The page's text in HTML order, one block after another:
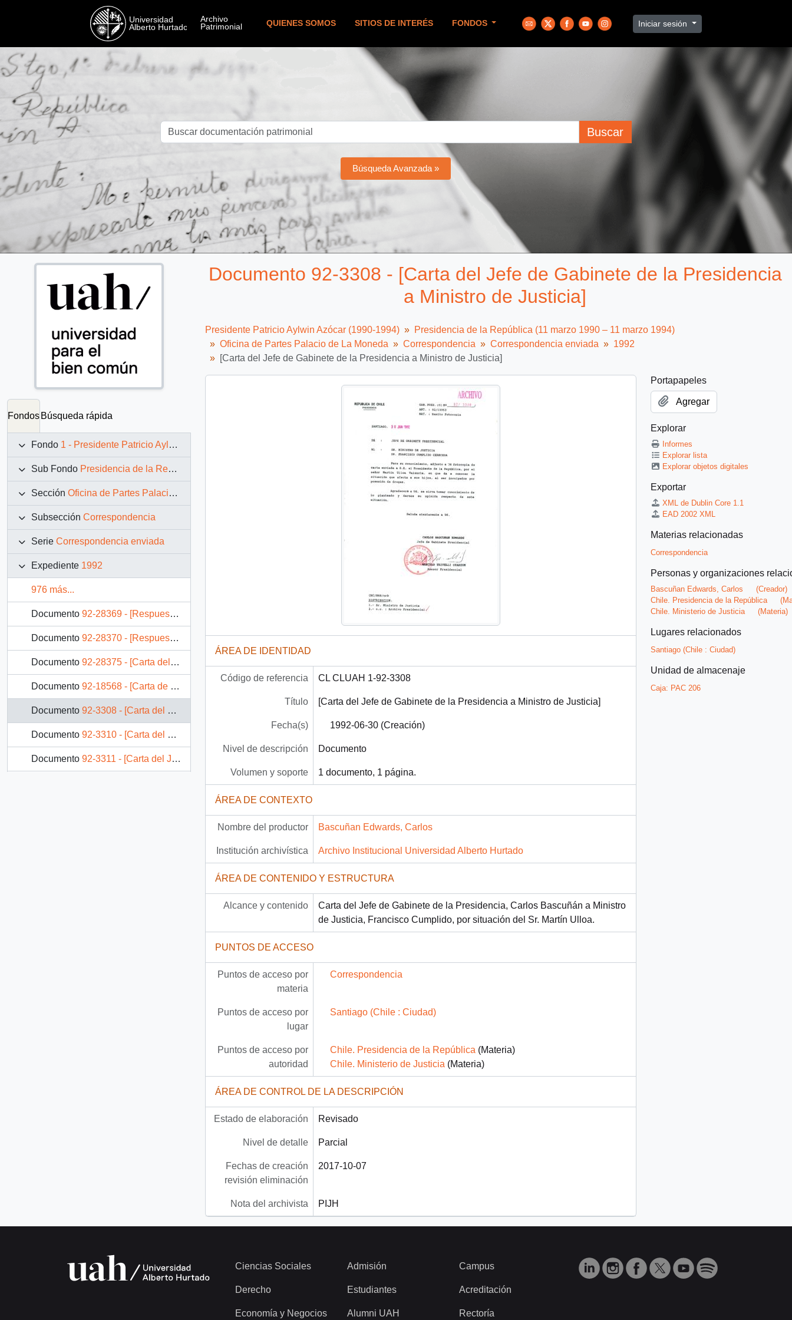
QUIENES SOMOS SITIOS DE INTERÉS FONDOS Iniciar sesión
Buscar
Búsqueda Avanzada »
Fondos Búsqueda rápida
Fondo 1 - Presidente Patricio Aylwin Azócar (1990-1994)
Sub Fondo Presidencia de la República (11 marzo 1990 – 11 marzo 1994)
Sección Oficina de Partes Palacio de La Moneda
Subsección Correspondencia
Serie Correspondencia enviada
Expediente 1992
976 más...
Documento 92-28369 - [Respuesta del Jefe de Gabinete del Ministerio Secretaría General de la Presidencia a solicitud de rehabilitación funcionaria]
Documento 92-28370 - [Respuesta del Jefe de Gabinete del Ministerio Secretaría General de la Presidencia a solicitud de rehabilitación funcionaria]
Documento 92-28375 - [Carta del Presidente Patricio Aylwin a Director de El Mercurio Agustín Edwards Eastman]
Documento 92-18568 - [Carta de agradecimiento del Jefe de Gabinete Presidencial dirigida a la Jefa del Departamento de Comunicaciones del Servicio Nacional de la Mujer]
Documento 92-3308 - [Carta del Jefe de Gabinete de la Presidencia a Ministro de Justicia]
Documento 92-3310 - [Carta del Jefe de Gabinete de la Presidencia a Ministro de Vivienda y Urbanismo]
Documento 92-3311 - [Carta del Jefe de Gabinete de la Presidencia al Presidente del Banco del Estado de Chile]
Documento 92-3308 - [Carta del Jefe de Gabinete de la Presidencia
a Ministro de Justicia]
Presidente Patricio Aylwin Azócar (1990-1994)
Presidencia de la República (11 marzo 1990 – 11 marzo 1994)
Oficina de Partes Palacio de La Moneda
Correspondencia Correspondencia enviada
1992
[Carta del Jefe de Gabinete de la Presidencia a Ministro de Justicia]
ÁREA DE IDENTIDAD
Código de referencia CL CLUAH 1-92-3308
Título [Carta del Jefe de Gabinete de la Presidencia a Ministro de Justicia]
Fecha(s) 1992-06-30 (Creación)
Nivel de descripción Documento
Volumen y soporte 1 documento, 1 página.
ÁREA DE CONTEXTO
Nombre del productor Bascuñan Edwards, Carlos
Institución archivística Archivo Institucional Universidad Alberto Hurtado
ÁREA DE CONTENIDO Y ESTRUCTURA
Alcance y contenido
Carta del Jefe de Gabinete de la Presidencia, Carlos Bascuñán a Ministro
de Justicia, Francisco Cumplido, por situación del Sr. Martín Ulloa.
PUNTOS DE ACCESO
Puntos de acceso por
materia
Correspondencia
Puntos de acceso por
lugar
Santiago (Chile : Ciudad)
Puntos de acceso por
autoridad
Chile. Presidencia de la República (Materia)
Chile. Ministerio de Justicia (Materia)
ÁREA DE CONTROL DE LA DESCRIPCIÓN
Estado de elaboración Revisado
Nivel de detalle Parcial
Fechas de creación
revisión eliminación
2017-10-07
Nota del archivista PIJH
Portapapeles
Agregar
Explorar
Informes
Explorar lista
Explorar objetos digitales
Exportar
XML de Dublin Core 1.1
EAD 2002 XML
Materias relacionadas
Correspondencia
Personas y organizaciones
Bascuñan Edwards, Carlos
(Creador)
Chile. Presidencia de la República
Chile. Ministerio de Justicia
(Materia)
Lugares relacionados
Santiago (Chile : Ciudad)
Unidad de almacenaje
Caja: PAC 206
Ciencias Sociales
Derecho
Economía y Negocios
Admisión
Estudiantes
Alumni UAH
Campus
Acreditación
Rectoría